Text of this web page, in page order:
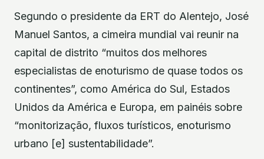
Segundo o presidente da ERT do Alentejo, José
Manuel Santos, a cimeira mundial vai reunir na
capital de distrito “muitos dos melhores
especialistas de enoturismo de quase todos os
continentes”, como América do Sul, Estados
Unidos da América e Europa, em painéis sobre
“monitorização, fluxos turísticos, enoturismo
urbano [e] sustentabilidade”.